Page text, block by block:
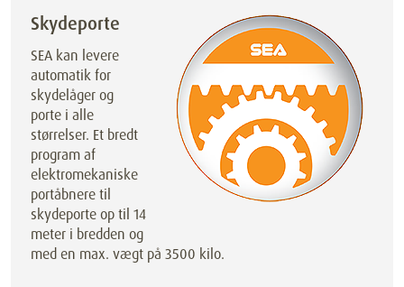
Skydeporte
SEA kan levere
automatik for
skydelåger og
porte i alle
størrelser. Et bredt
program af
elektromekaniske
portåbnere til
skydeporte op til 14
meter i bredden og
med en max. vægt på 3500 kilo.